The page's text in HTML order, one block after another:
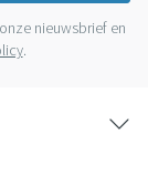
nieuwsbrief en
.